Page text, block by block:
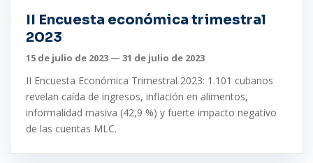
II Encuesta económica trimestral
2023
15 de julio de 2023 — 31 de julio de 2023
II Encuesta Económica Trimestral 2023: 1.101 cubanos
revelan caída de ingresos, inflación en alimentos,
informalidad masiva (42,9 %) y fuerte impacto negativo
de las cuentas MLC.